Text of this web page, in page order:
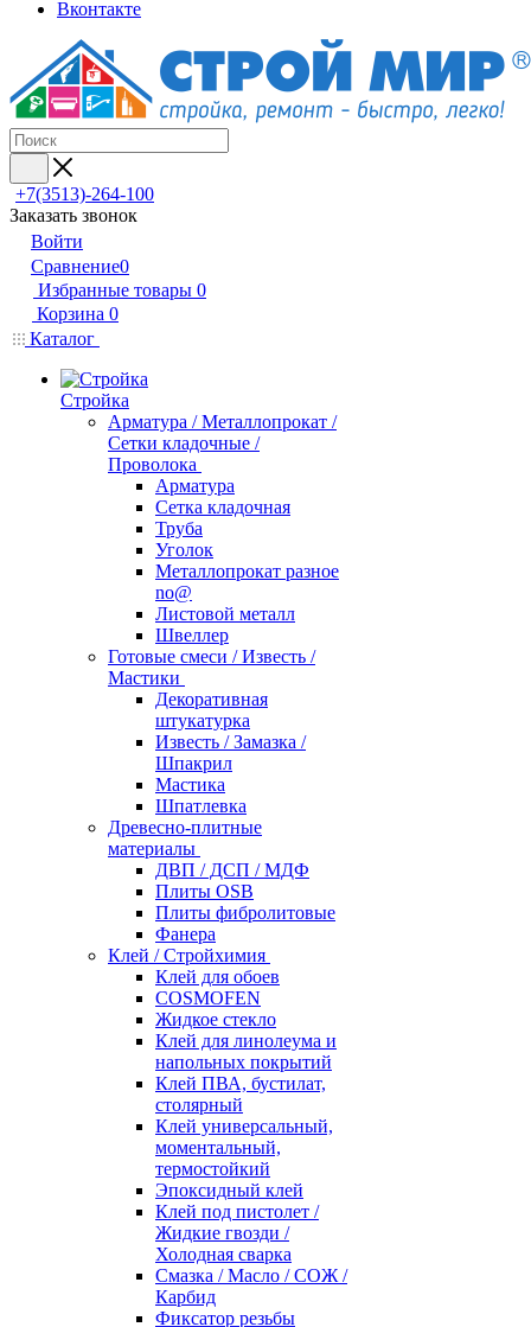
Вконтакте
+7(3513)-264-100
Заказать звонок
Войти
Сравнение0
Избранные товары 0
Корзина 0
Каталог
Стройка
Арматура / Металлопрокат /
Сетки кладочные /
Проволока
Арматура
Сетка кладочная
Труба
Уголок
Металлопрокат разное
no@
Листовой металл
Швеллер
Готовые смеси / Известь /
Мастики
Декоративная
штукатурка
Известь / Замазка /
Шпакрил
Мастика
Шпатлевка
Древесно-плитные
материалы
ДВП / ДСП / МДФ
Плиты OSB
Плиты фибролитовые
Фанера
Клей / Стройхимия
Клей для обоев
COSMOFEN
Жидкое стекло
Клей для линолеума и
напольных покрытий
Клей ПВА, бустилат,
столярный
Клей универсальный,
моментальный,
термостойкий
Эпоксидный клей
Клей под пистолет /
Жидкие гвозди /
Холодная сварка
Смазка / Масло / СОЖ /
Карбид
Фиксатор резьбы